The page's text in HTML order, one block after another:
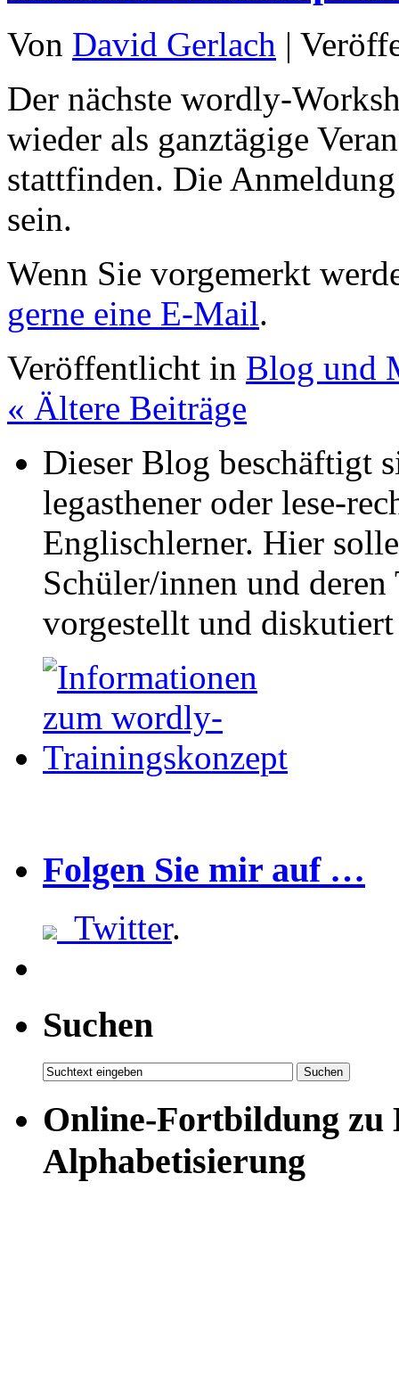
Von David Gerlach |
Der nächste wordly-
wieder als ganztägige
stattfinden. Die
sein.
Wenn Sie vorgemerkt
gerne eine E-Mail.
Veröffentlicht in Blog und
« Ältere Beiträge
Dieser Blog beschäftigt
legasthener oder lese-
Englischlerner. Hier
Schüler/innen und
vorgestellt und
Folgen Sie mir auf …
Twitter.
Suchen
Online-Fortbildung zu
Alphabetisierung